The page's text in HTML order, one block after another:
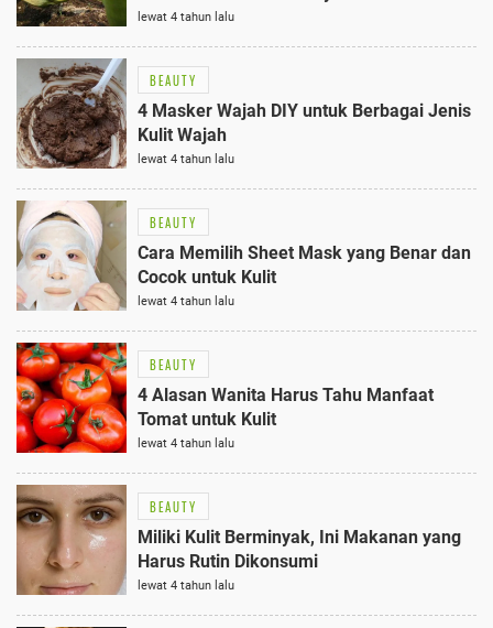
lewat 4 tahun lalu
BEAUTY
4 Masker Wajah DIY untuk Berbagai Jenis
Kulit Wajah
lewat 4 tahun lalu
BEAUTY
Cara Memilih Sheet Mask yang Benar dan
Cocok untuk Kulit
lewat 4 tahun lalu
BEAUTY
4 Alasan Wanita Harus Tahu Manfaat
Tomat untuk Kulit
lewat 4 tahun lalu
BEAUTY
Miliki Kulit Berminyak, Ini Makanan yang
Harus Rutin Dikonsumi
lewat 4 tahun lalu